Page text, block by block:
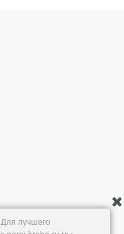
лучшего